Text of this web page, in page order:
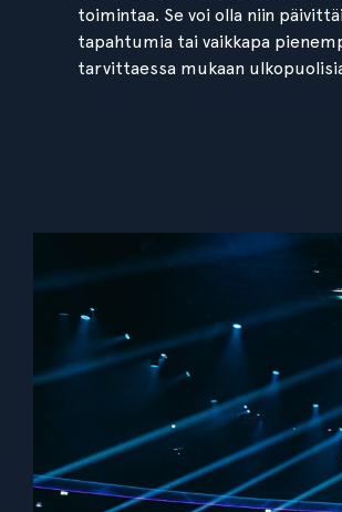
toimintaa. Se voi olla niin
tapahtumia tai vaikkapa
tarvittaessa mukaan